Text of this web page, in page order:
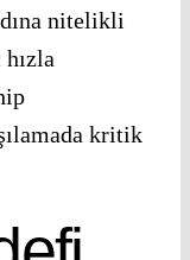
nitelikli
kritik